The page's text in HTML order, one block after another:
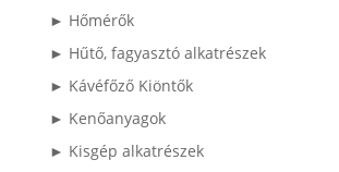
► Hőmérők
► Hűtő, fagyasztó alkatrészek
► Kávéfőző Kiöntők
► Kenőanyagok
► Kisgép alkatrészek